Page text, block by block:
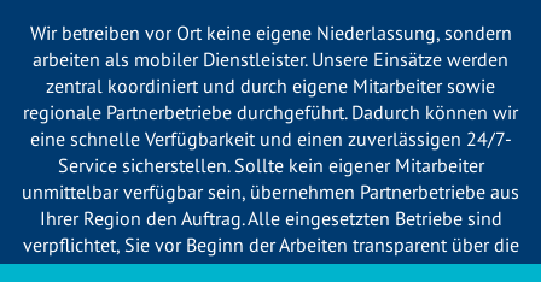
Wir betreiben vor Ort keine eigene Niederlassung, sondern
arbeiten als mobiler Dienstleister. Unsere Einsätze werden
zentral koordiniert und durch eigene Mitarbeiter sowie
regionale Partnerbetriebe durchgeführt. Dadurch können wir
eine schnelle Verfügbarkeit und einen zuverlässigen 24/7-
Service sicherstellen. Sollte kein eigener Mitarbeiter
unmittelbar verfügbar sein, übernehmen Partnerbetriebe aus
Ihrer Region den Auftrag. Alle eingesetzten Betriebe sind
verpflichtet, Sie vor Beginn der Arbeiten transparent über die
voraussichtlichen Kosten zu informieren und ortsübliche